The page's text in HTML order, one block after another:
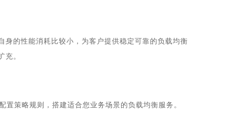
的性能消耗比较小，为客户提供稳定可靠的负载均衡
。
策略规则，搭建适合您业务场景的负载均衡服务。